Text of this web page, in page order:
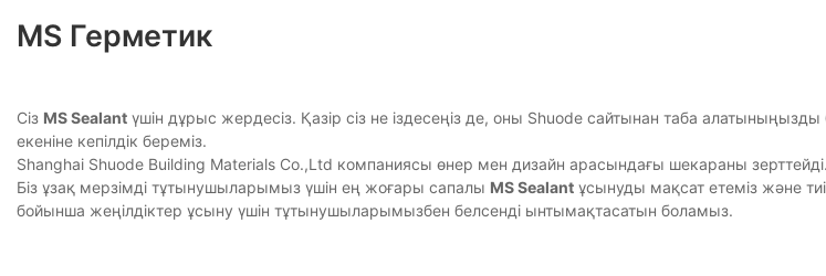
MS Герметик
Сіз MS Sealant үшін дұрыс жердесіз. Қазір сіз не іздесеңіз де, оны Shuode сайтынан таба алатыныңызды
екеніне кепілдік береміз.
Shanghai Shuode Building Materials Co.,Ltd компаниясы өнер мен дизайн арасындағы шекараны
Біз ұзақ мерзімді тұтынушыларымыз үшін ең жоғары сапалы MS Sealant ұсынуды мақсат етеміз және
бойынша жеңілдіктер ұсыну үшін тұтынушыларымызбен белсенді ынтымақтасатын боламыз.